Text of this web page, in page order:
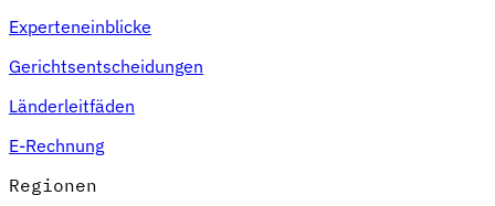
Expert Tax Series
Experteneinblicke
Gerichtsentscheidungen
Länderleitfäden
E-Rechnung
Regionen